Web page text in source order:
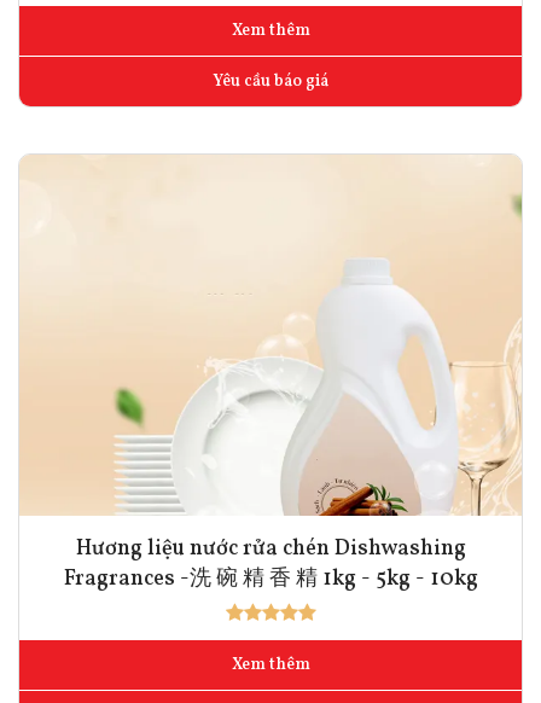
Xem thêm
Yêu cầu báo giá
Hương liệu nước rửa chén Dishwashing
Fragrances -洗 碗 精 香 精 1kg - 5kg - 10kg
Xem thêm